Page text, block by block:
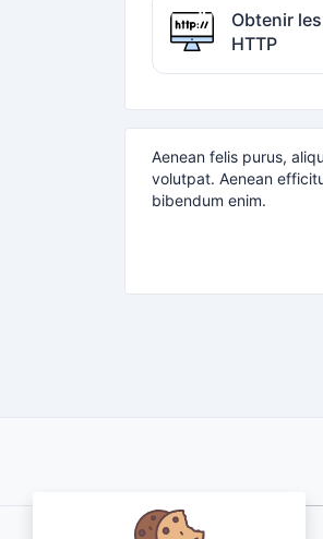
Obtenir
HTTP
Aenean felis purus,
volutpat. Aenean
bibendum enim.